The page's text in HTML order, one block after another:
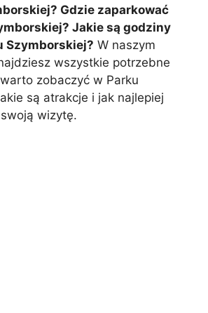
Gdzie zaparkować
Jakie są godziny
Szymborskiej? W naszym
wszystkie potrzebne
zobaczyć w Parku
są atrakcje i jak najlepiej
wizytę.